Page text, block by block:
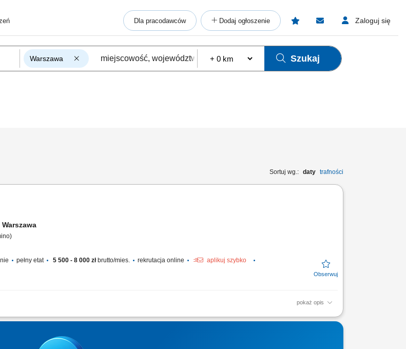
Dla pracodawców Dodaj ogłoszenie Zaloguj się
Warszawa Szukaj
Sortuj wg.: daty trafności
Warszawa
pełny etat 5 500 - 8 000 złbrutto/mies. rekrutacja online
aplikuj szybko
pokaż opis
systemu HACCP; dbanie o czystość i higienę pracy; zmywanie naczyń;